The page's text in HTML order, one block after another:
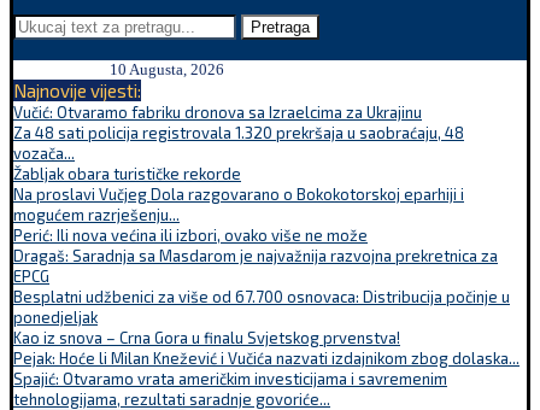
Pretraga
10 Augusta, 2026
Najnovije vijesti:
Vučić: Otvaramo fabriku dronova sa Izraelcima za Ukrajinu
Za 48 sati policija registrovala 1.320 prekršaja u saobraćaju, 48
vozača...
Žabljak obara turističke rekorde
Na proslavi Vučjeg Dola razgovarano o Bokokotorskoj eparhiji i
mogućem razrješenju...
Perić: Ili nova većina ili izbori, ovako više ne može
Dragaš: Saradnja sa Masdarom je najvažnija razvojna prekretnica za
EPCG
Besplatni udžbenici za više od 67.700 osnovaca: Distribucija počinje u
ponedjeljak
Kao iz snova – Crna Gora u finalu Svjetskog prvenstva!
Pejak: Hoće li Milan Knežević i Vučića nazvati izdajnikom zbog dolaska...
Spajić: Otvaramo vrata američkim investicijama i savremenim
tehnologijama, rezultati saradnje govoriće...